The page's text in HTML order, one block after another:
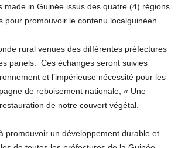
made in Guinée issus des quatre (4) régions
pour promouvoir le contenu localguinéen
rural venues des différentes préfectures
panels. Ces échanges seront suivies
etl’impérieuse nécessité pour les
de reboisementnationale, « Une
de notrecouvert végétal.
promouvoir un développement durable et